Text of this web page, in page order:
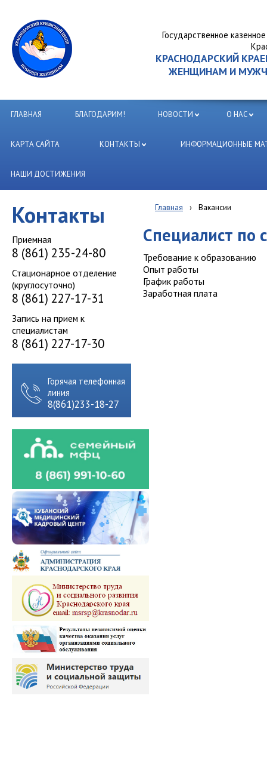
Государственное
КРАСНОДАРСКИЙ
ЖЕНЩИНАМ И
ГЛАВНАЯ БЛАГОДАРИМ! НОВОСТИ О НАС
КАРТА САЙТА КОНТАКТЫ ИНФОРМАЦИОННЫЕ
НАШИ ДОСТИЖЕНИЯ
Контакты
Приемная
8 (861) 235-24-80
Стационарное отделение
(круглосуточно)
8 (861) 227-17-31
Запись на прием к
специалистам
8 (861) 227-17-30
Горячая телефонная
линия
8(861)233-18-27
Главная › Вакансии
Специалист по
Требование к образованию
Опыт работы
График работы
Заработная плата